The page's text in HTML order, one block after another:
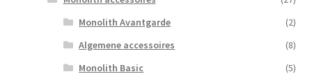
Monolith Avantgarde
(2)
Algemene accessoires
(8)
Monolith Basic
(5)